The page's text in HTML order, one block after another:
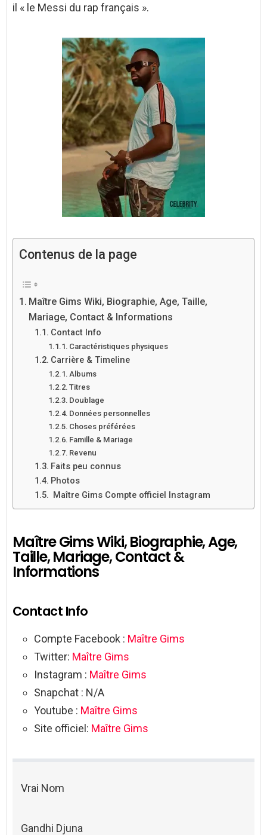
il « le Messi du rap français ».
Contenus de la page
Maître Gims Wiki, Biographie, Age, Taille,
Mariage, Contact & Informations
Contact Info
Caractéristiques physiques
Carrière & Timeline
Albums
Titres
Doublage
Données personnelles
Choses préférées
Famille & Mariage
Revenu
Faits peu connus
Photos
Maître Gims Compte officiel Instagram
Maître Gims Wiki, Biographie, Age,
Taille, Mariage, Contact &
Informations
Contact Info
Compte Facebook : Maître Gims
Twitter: Maître Gims
Instagram : Maître Gims
Snapchat : N/A
Youtube : Maître Gims
Site officiel: Maître Gims
Vrai Nom
Gandhi Djuna